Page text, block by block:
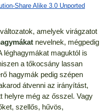
Share Alike 3.0 Unported
amelyek virágzatot
nevelnek, mégpedig
léghagymákat maguktól is
a tőkocsány lassan
hagymák pedig szépen
átvenni az irányítást,
helyre még az ősszel. Vagy
szellős, hűvös,